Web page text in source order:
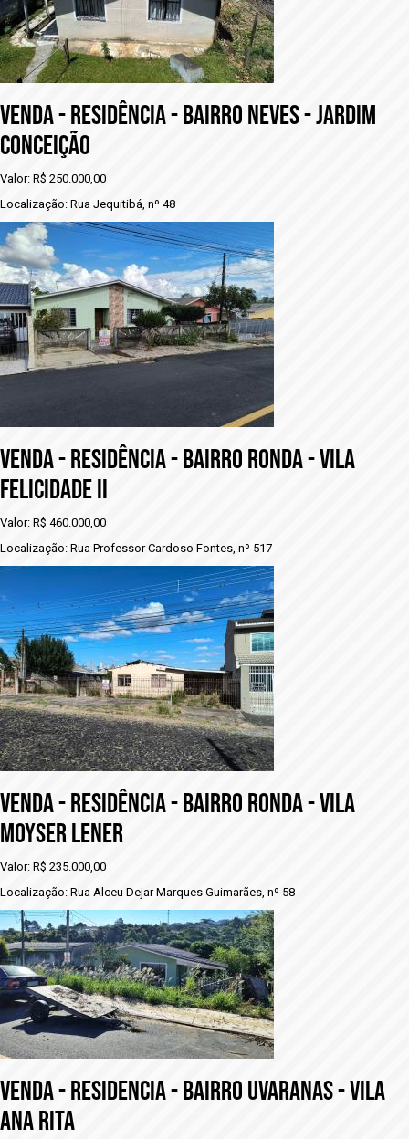
VENDA - rESIDÊNCIA - BAIRRO NEVES - JARDIM
CONCEIÇÃO
Valor: R$ 250.000,00
Localização: Rua Jequitibá, nº 48
VENDA - RESIDÊNCIA - bAIRRO RONDA - VILA
FELICIDADE II
Valor: R$ 460.000,00
Localização: Rua Professor Cardoso Fontes, nº 517
VENDA - RESIDÊNCIA - BAIRRO RONDA - VILA
MOYSER LENER
Valor: R$ 235.000,00
Localização: Rua Alceu Dejar Marques Guimarães, nº 58
VENDA - RESIDENCIA - BAIRRO UVARANAS - VILA
ANA RITA